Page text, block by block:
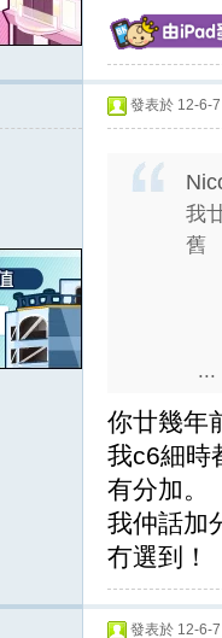
發表於 12-6-
我
舊
...
你廿幾年
我c6細時
有分加。
我仲話加
冇選到！
發表於 12-6-